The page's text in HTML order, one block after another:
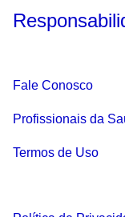
Fale Conosco
Profissionais da
Termos de Uso